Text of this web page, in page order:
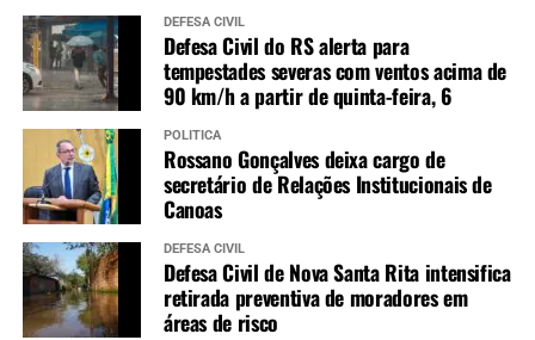
DEFESA CIVIL
Defesa Civil do RS alerta para
tempestades severas com ventos acima de
90 km/h a partir de quinta-feira, 6
POLÍTICA
Rossano Gonçalves deixa cargo de
secretário de Relações Institucionais de
Canoas
DEFESA CIVIL
Defesa Civil de Nova Santa Rita intensifica
retirada preventiva de moradores em
áreas de risco